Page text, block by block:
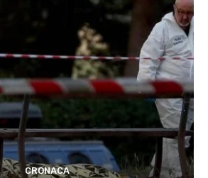
CRONACA